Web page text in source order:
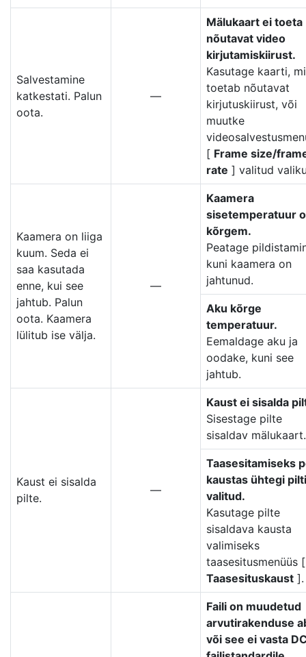
Salvestamine
katkestati. Palun
oota.
—
Mälukaart ei toeta
nõutavat video
kirjutamiskiirust.
Kasutage kaarti,
toetab nõutavat
kirjutuskiirust, või
muutke
[ Frame size/
rate ] valitud
Kaamera on liiga
kuum. Seda ei
saa kasutada
enne, kui see
jahtub. Palun
oota. Kaamera
lülitub ise välja.
—
Kaamera
sisetemperatuur
kõrgem.
Peatage
kuni kaamera on
jahtunud.
Aku kõrge
temperatuur.
Eemaldage aku ja
oodake, kuni see
jahtub.
Kaust ei sisalda
pilte.
—
Kaust ei sisalda
Sisestage pilte
sisaldav mälukaart.
Taasesitamiseks
kaustas ühtegi pilti
valitud.
Kasutage pilte
sisaldava kausta
valimiseks
taasesitusmenüüs [
Taasesituskaust ].
Faili on muudetud
arvutirakenduse
või see ei vasta